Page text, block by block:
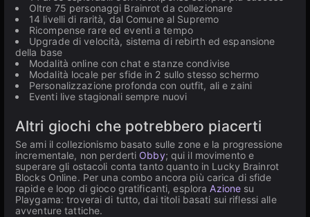
Oltre 75 personaggi Brainrot da collezionare
14 livelli di rarità, dal Comune al Supremo
Ricompense rare ed eventi a tempo
Upgrade di velocità, sistema di rebirth ed espansione
della base
Modalità online con chat e stanze condivise
Modalità locale per sfide in 2 sullo stesso schermo
Personalizzazione profonda con outfit, ali e zaini
Eventi live stagionali sempre nuovi
Altri giochi che potrebbero piacerti
Se ami il collezionismo basato sulle zone e la progressione
incrementale, non perderti Obby; qui il movimento e
superare gli ostacoli conta tanto quanto in Lucky Brainrot
Blocks Online. Per una combo ancora più carica di sfide
rapide e loop di gioco gratificanti, esploraAzione su
Playgama: troverai di tutto, dai titoli basati sui riflessi alle
avventure tattiche.